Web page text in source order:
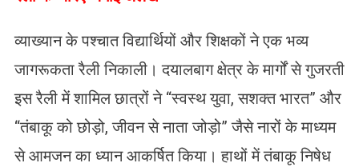
व्याख्यान के पश्चात विद्यार्थियों और शिक्षकों ने एक भव्य
जागरूकता रैली निकाली। दयालबाग क्षेत्र के मार्गों से गुजरती
इस रैली में शामिल छात्रों ने “स्वस्थ युवा, सशक्त भारत” और
“तंबाकू को छोड़ो, जीवन से नाता जोड़ो” जैसे नारों के माध्यम
से आमजन का ध्यान आकर्षित किया। हाथों में तंबाकू निषेध